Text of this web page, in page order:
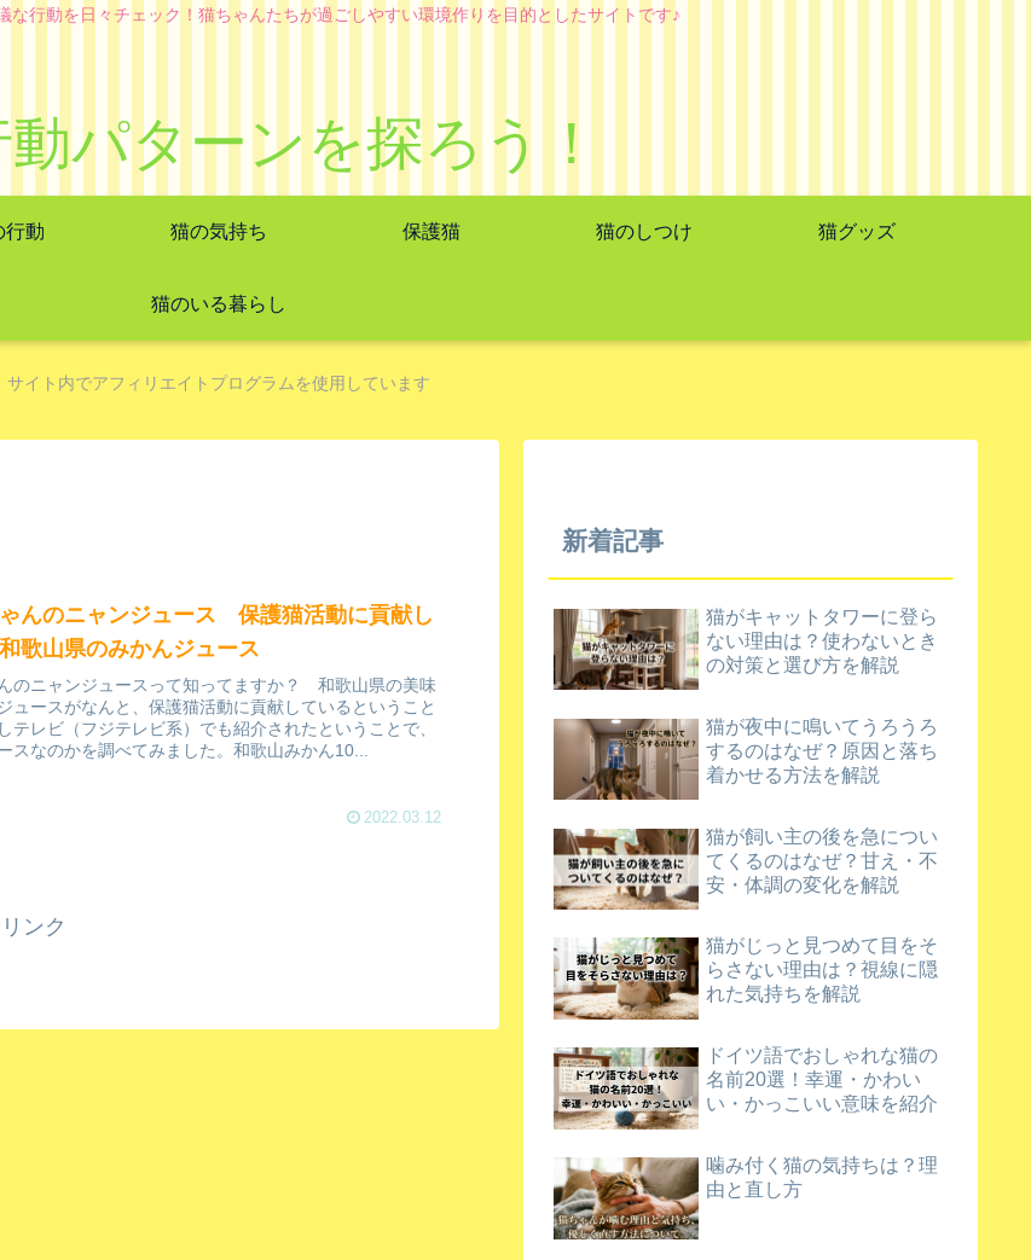
な行動を日々チェック！猫ちゃんたちが過ごしやすい環境作りを目的としたサイトです♪
パターンを探ろう！
行動 猫の気持ち 保護猫 猫のしつけ 猫グッズ
猫のいる暮らし
サイト内でアフィリエイトプログラムを使用しています
んのニャンジュース 保護猫活動に貢献し
歌山県のみかんジュース
のニャンジュースって知ってますか？ 和歌山県の美味
ュースがなんと、保護猫活動に貢献しているということ
テレビ（フジテレビ系）でも紹介されたということで、
スなのかを調べてみました。和歌山みかん10...
2022.03.12
ンク
新着記事
猫がキャットタワーに登ら
ない理由は？使わないとき
の対策と選び方を解説
猫が夜中に鳴いてうろうろ
するのはなぜ？原因と落ち
着かせる方法を解説
猫が飼い主の後を急につい
てくるのはなぜ？甘え・不
安・体調の変化を解説
猫がじっと見つめて目をそ
らさない理由は？視線に隠
れた気持ちを解説
ドイツ語でおしゃれな猫の
名前20選！幸運・かわい
い・かっこいい意味を紹介
噛み付く猫の気持ちは？理
由と直し方